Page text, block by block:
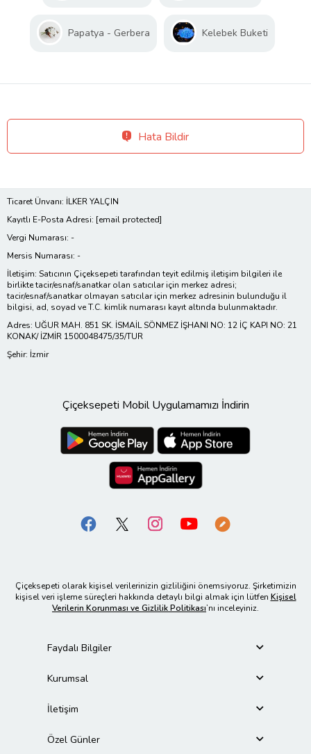
Papatya - Gerbera Kelebek Buketi
Hata Bildir
Ticaret Ünvanı: İLKER YALÇIN
Kayıtlı E-Posta Adresi: [email protected]
Vergi Numarası: -
Mersis Numarası: -
İletişim: Satıcının Çiçeksepeti tarafından teyit edilmiş iletişim bilgileri ile
birlikte tacir/esnaf/sanatkar olan satıcılar için merkez adresi;
tacir/esnaf/sanatkar olmayan satıcılar için merkez adresinin bulunduğu il
bilgisi, ad, soyad ve T.C. kimlik numarası kayıt altında bulunmaktadır.
Adres: UĞUR MAH. 851 SK. İSMAİL SÖNMEZ İŞHANI NO: 12 İÇ KAPI NO: 21
KONAK/ İZMİR 1500048475/35/TUR
Şehir: İzmir
Çiçeksepeti Mobil Uygulamamızı İndirin
Çiçeksepeti olarak kişisel verilerinizin gizliliğini önemsiyoruz. Şirketimizin
kişisel veri işleme süreçleri hakkında detaylı bilgi almak için lütfen Kişisel
Verilerin Korunması ve Gizlilik Politikası’nı inceleyiniz.
Faydalı Bilgiler
Kurumsal
İletişim
Özel Günler